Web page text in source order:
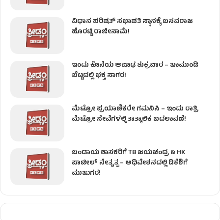
ವಿಧಾನ ಪರಿಷತ್ ಸಭಾಪತಿ ಸ್ಥಾನಕ್ಕೆ ಬಸವರಾಜ
ಹೊರಟ್ಟಿ ರಾಜೀನಾಮೆ!
ಇಂದು ಕೊನೆಯ ಆಷಾಢ ಶುಕ್ರವಾರ – ಚಾಮುಂಡಿ
ಬೆಟ್ಟದಲ್ಲಿ ಭಕ್ತ ಸಾಗರ!
ಮೆಟ್ರೋ ಪ್ರಯಾಣಿಕರೇ ಗಮನಿಸಿ – ಇಂದು ರಾತ್ರಿ
ಮೆಟ್ರೋ ಸೇವೆಗಳಲ್ಲಿ ತಾತ್ಕಾಲಿಕ ಬದಲಾವಣೆ!
ಬಂಡಾಯ ಶಾಸಕರಿಗೆ TB ಜಯಚಂದ್ರ & HK
ಪಾಟೀಲ್ ನೇತೃತ್ವ – ಅಧಿವೇಶನದಲ್ಲಿ ಡಿಕೆಶಿಗೆ
ಮುಜುಗರ!